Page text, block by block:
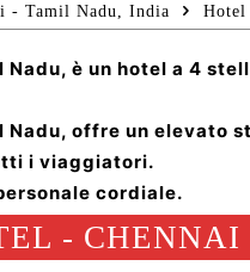
- Tamil Nadu, India Hotel
è un hotel a 4
Nadu, offre un elevato
i viaggiatori.
cordiale.
- CHENNAI